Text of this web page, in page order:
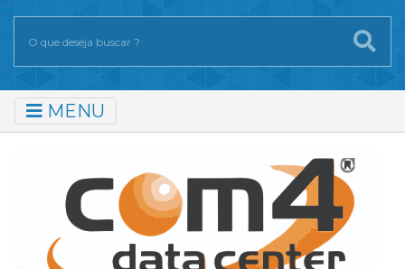
MENU